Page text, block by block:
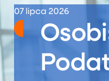
07 lipca 2026